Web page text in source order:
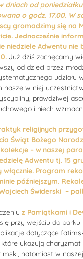
dniach od
o godz. 17.00. W
gromadzimy się na
Jednocześnie
niedziele Adwentu nie
Już dziś zachęcamy
od dzieci przez
udziału
nasze w niej
prawdziwej
i niech
religijnych
Świąt Bożego
– w naszej
Adwentu tj. 15
Program
późniejszym.
Świderski –
z Pamiątkami i
przy wejściu do parku
dotyczące
ukazują charyzmat
natomiast w